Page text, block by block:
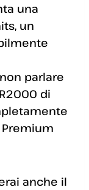
una
un
parlare
di
Premium
anche il